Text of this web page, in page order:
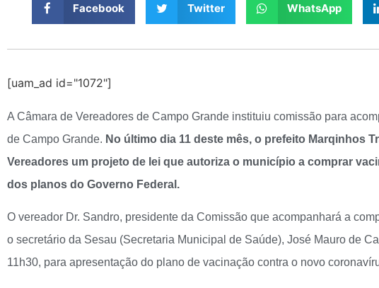
Facebook Twitter WhatsApp
[uam_ad id="1072"]
A Câmara de Vereadores de Campo Grande instituiu comissão para
de Campo Grande. No último dia 11 deste mês, o prefeito Marqinhos
Vereadores um projeto de lei que autoriza o município a comprar
dos planos do Governo Federal.
O vereador Dr. Sandro, presidente da Comissão que acompanhará a
o secretário da Sesau (Secretaria Municipal de Saúde), José Mauro de
11h30, para apresentação do plano de vacinação contra o novo